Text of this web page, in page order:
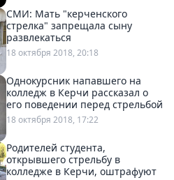
СМИ: Мать "керченского
стрелка" запрещала сыну
развлекаться
18 октября 2018, 20:18
Однокурсник напавшего на
колледж в Керчи рассказал о
его поведении перед стрельбой
18 октября 2018, 17:22
Родителей студента,
открывшего стрельбу в
колледже в Керчи, оштрафуют